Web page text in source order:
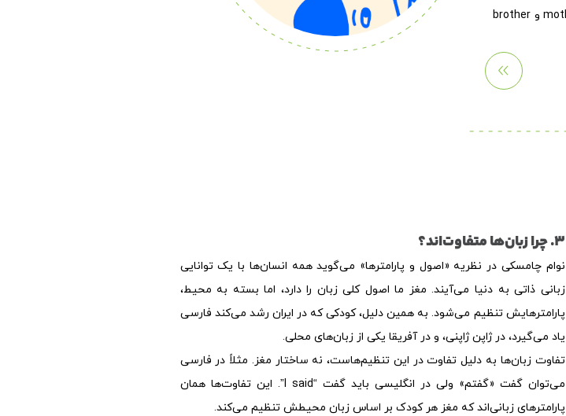
زبانی هستند، مانند زبان‌های هند و اروپایی که در واژه‌هایی مثل mother و brother
3. چرا زبان‌ها متفاوت‌اند؟
نوام چامسکی در نظریه «اصول و پارامترها» می‌گوید همه انسان‌ها با یک توانایی
زبانی ذاتی به دنیا می‌آیند. مغز ما اصول کلی زبان را دارد، اما بسته به محیط،
پارامترهایش تنظیم می‌شود. به همین دلیل، کودکی که در ایران رشد می‌کند فارسی
یاد می‌گیرد، در ژاپن ژاپنی، و در آفریقا یکی از زبان‌های محلی.
تفاوت زبان‌ها به دلیل تفاوت در این تنظیم‌هاست، نه ساختار مغز. مثلاً در فارسی
می‌توان گفت «گفتم» ولی در انگلیسی باید گفت “I said”. این تفاوت‌ها همان
پارامترهای زبانی‌اند که مغز هر کودک بر اساس زبان محیطش تنظیم می‌کند.